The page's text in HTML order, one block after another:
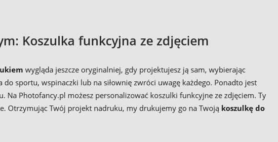
Koszulka funkcyjna ze zdjęciem
wygląda jeszcze oryginalniej, gdy projektujesz ją sam, wybierając
sportu, wspinaczki lub na siłownię zwróci uwagę każdego. Ponadto jest
Photofancy.pl możesz personalizować koszulki funkcyjne ze zdjęciem. Ty
Otrzymując Twój projekt nadruku, my drukujemy go na Twoją koszulkę do